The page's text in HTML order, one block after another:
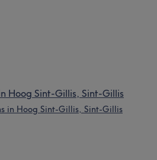
Hoog Sint-Gillis, Sint-Gillis
in Hoog Sint-Gillis, Sint-Gillis